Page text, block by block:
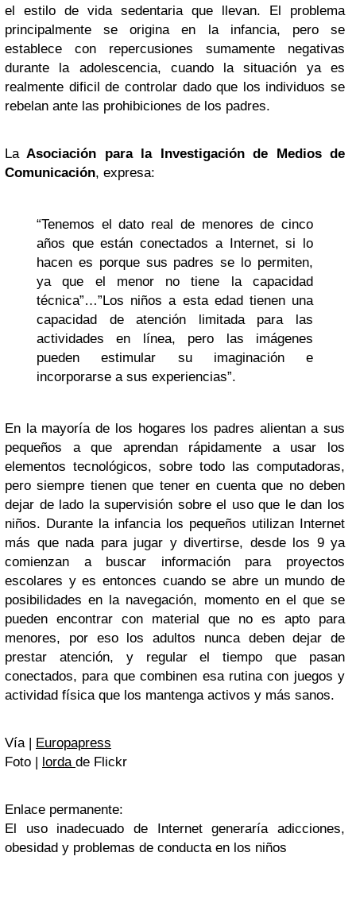
el estilo de vida sedentaria que llevan. El problema
principalmente se origina en la infancia, pero se
establece con repercusiones sumamente negativas
durante la adolescencia, cuando la situación ya es
realmente dificil de controlar dado que los individuos se
rebelan ante las prohibiciones de los padres.
LaAsociación para la Investigación de Medios de
Comunicación, expresa:
“Tenemos el dato real de menores de cinco
años que están conectados a Internet, si lo
hacen es porque sus padres se lo permiten,
ya que el menor no tiene la capacidad
técnica”…”Los niños a esta edad tienen una
capacidad de atención limitada para las
actividades en línea, pero las imágenes
pueden estimular su imaginación e
incorporarse a sus experiencias”.
En la mayoría de los hogares los padres alientan a sus
pequeños a que aprendan rápidamente a usar los
elementos tecnológicos, sobre todo las computadoras,
pero siempre tienen que tener en cuenta que no deben
dejar de lado la supervisión sobre el uso que le dan los
niños. Durante la infancia los pequeños utilizan Internet
más que nada para jugar y divertirse, desde los 9 ya
comienzan a buscar información para proyectos
escolares y es entonces cuando se abre un mundo de
posibilidades en la navegación, momento en el que se
pueden encontrar con material que no es apto para
menores, por eso los adultos nunca deben dejar de
prestar atención, y regular el tiempo que pasan
conectados, para que combinen esa rutina con juegos y
actividad física que los mantenga activos y más sanos.
Vía | Europapress
Foto | lorda de Flickr
Enlace permanente:
El uso inadecuado de Internet generaría adicciones,
obesidad y problemas de conducta en los niños